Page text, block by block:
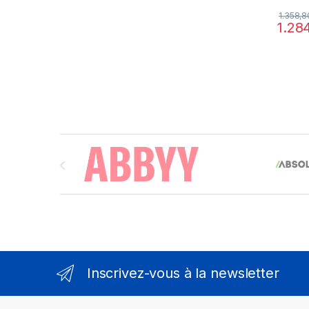
Brands Carousel
Inscrivez-vous à la newsletter